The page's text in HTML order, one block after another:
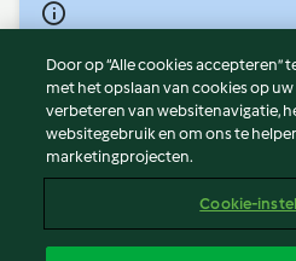
© Copyright 2026
Gebruiksvoorwaarden
Privacybeleid
Disclaimer
Colofon
Verslag Inhoud
Door op “Alle cookies accepteren”
met het opslaan van cookies op
verbeteren van websitenavigatie,
websitegebruik en om ons te
marketingprojecten.
Cookie-